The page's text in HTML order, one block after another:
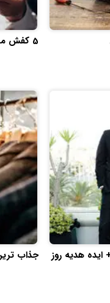
5 کفش مردانه مناسب هدیه روز پدر از مارال چرم
هدیه روز
جذاب